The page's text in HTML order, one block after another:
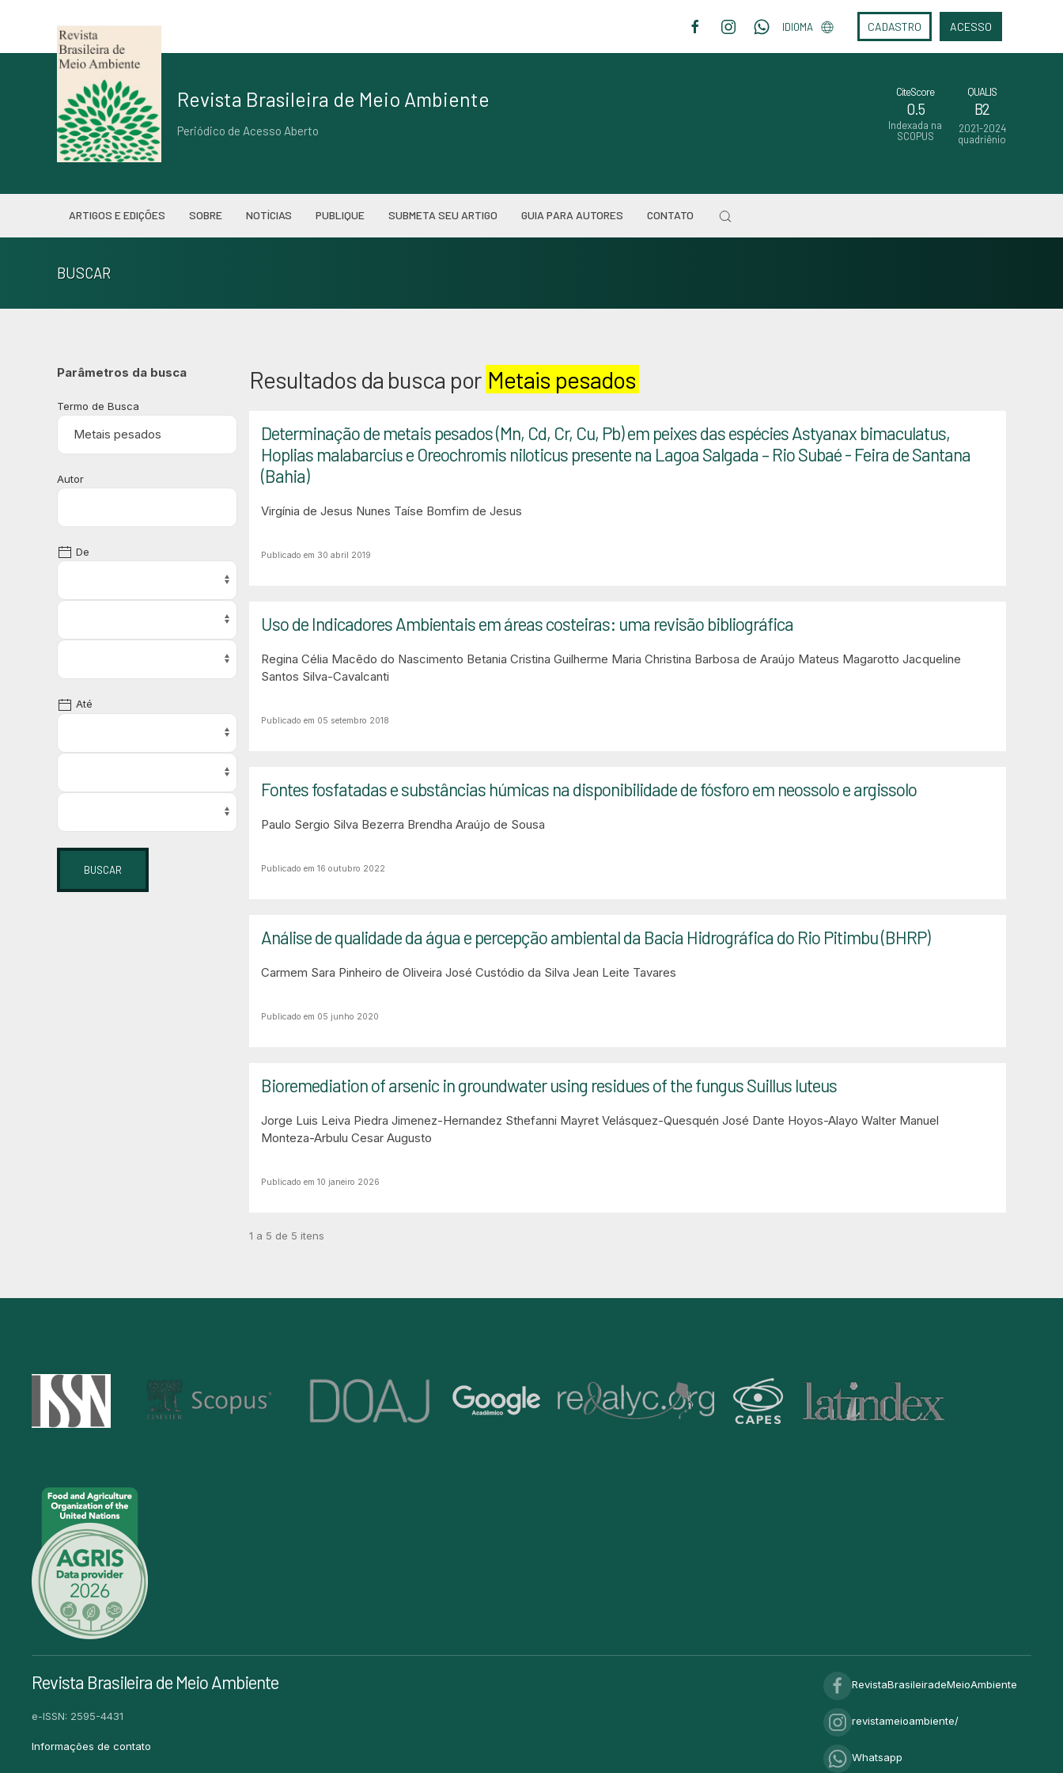
IDIOMA CADASTRO ACESSO
Revista Brasileira de Meio Ambiente
Periódico de Acesso Aberto
CiteScore
0.5
Indexada na
SCOPUS
QUALIS
B2
2021-2024
quadriênio
ARTIGOS E EDIÇÕES SOBRE NOTÍCIAS PUBLIQUE SUBMETA SEU ARTIGO GUIA PARA AUTORES CONTATO
BUSCAR
Parâmetros da busca
Termo de Busca
Autor
De
Até
BUSCAR
Resultados da busca por Metais pesados
Determinação de metais pesados (Mn, Cd, Cr, Cu, Pb) em peixes das espécies Astyanax bimaculatus,
Hoplias malabarcius e Oreochromis niloticus presente na Lagoa Salgada – Rio Subaé - Feira de Santana
(Bahia)
Virgínia de Jesus Nunes Taíse Bomfim de Jesus
Publicado em 30 abril 2019
Uso de Indicadores Ambientais em áreas costeiras: uma revisão bibliográfica
Regina Célia Macêdo do Nascimento Betania Cristina Guilherme Maria Christina Barbosa de Araújo Mateus Magarotto Jacqueline
Santos Silva-Cavalcanti
Publicado em 05 setembro 2018
Fontes fosfatadas e substâncias húmicas na disponibilidade de fósforo em neossolo e argissolo
Paulo Sergio Silva Bezerra Brendha Araújo de Sousa
Publicado em 16 outubro 2022
Análise de qualidade da água e percepção ambiental da Bacia Hidrográfica do Rio Pitimbu (BHRP)
Carmem Sara Pinheiro de Oliveira José Custódio da Silva Jean Leite Tavares
Publicado em 05 junho 2020
Bioremediation of arsenic in groundwater using residues of the fungus Suillus luteus
Jorge Luis Leiva Piedra Jimenez-Hernandez Sthefanni Mayret Velásquez-Quesquén José Dante Hoyos-Alayo Walter Manuel
Monteza-Arbulu Cesar Augusto
Publicado em 10 janeiro 2026
1 a 5 de 5 itens
Revista Brasileira de Meio Ambiente
e-ISSN: 2595-4431
Informações de contato
RevistaBrasileiradeMeioAmbiente
revistameioambiente/
Whatsapp